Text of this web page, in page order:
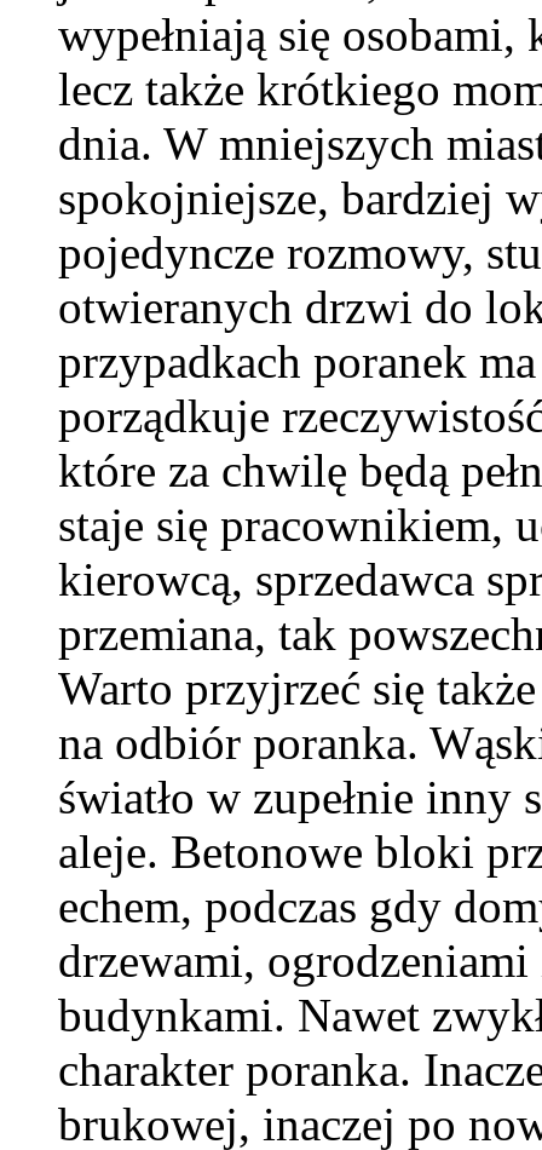
wypełniają się
lecz także krótkiego
dnia. W mniejszych
spokojniejsze, bardziej
pojedyncze rozmowy,
otwieranych drzwi do
przypadkach poranek
porządkuje
które za chwilę będą
staje się pracownikiem,
kierowcą, sprzedawca
przemiana, tak
Warto przyjrzeć się
na odbiór poranka.
światło w zupełnie inny
aleje. Betonowe bloki
echem, podczas gdy
drzewami,
budynkami. Nawet
charakter poranka.
brukowej, inaczej po